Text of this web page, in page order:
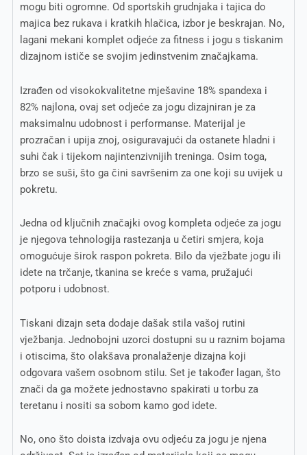
mogu biti ogromne. Od sportskih grudnjaka i tajica do
majica bez rukava i kratkih hlačica, izbor je beskrajan. No,
lagani mekani komplet odjeće za fitness i jogu s tiskanim
dizajnom ističe se svojim jedinstvenim značajkama.
Izrađen od visokokvalitetne mješavine 18% spandexa i
82% najlona, ovaj set odjeće za jogu dizajniran je za
maksimalnu udobnost i performanse. Materijal je
prozračan i upija znoj, osiguravajući da ostanete hladni i
suhi čak i tijekom najintenzivnijih treninga. Osim toga,
brzo se suši, što ga čini savršenim za one koji su uvijek u
pokretu.
Jedna od ključnih značajki ovog kompleta odjeće za jogu
je njegova tehnologija rastezanja u četiri smjera, koja
omogućuje širok raspon pokreta. Bilo da vježbate jogu ili
idete na trčanje, tkanina se kreće s vama, pružajući
potporu i udobnost.
Tiskani dizajn seta dodaje dašak stila vašoj rutini
vježbanja. Jednobojni uzorci dostupni su u raznim bojama
i otiscima, što olakšava pronalaženje dizajna koji
odgovara vašem osobnom stilu. Set je također lagan, što
znači da ga možete jednostavno spakirati u torbu za
teretanu i nositi sa sobom kamo god idete.
No, ono što doista izdvaja ovu odjeću za jogu je njena